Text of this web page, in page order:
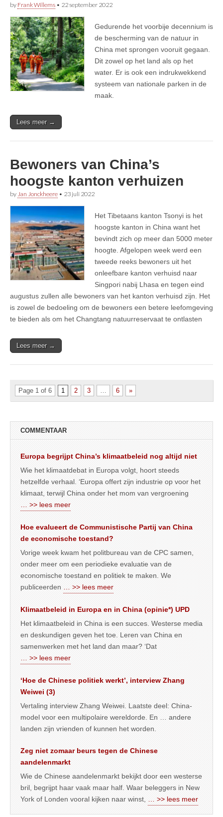
by Frank Willems • 22 september 2022
Gedurende het voorbije decennium is
de bescherming van de natuur in
China met sprongen vooruit gegaan.
Dit zowel op het land als op het
water. Er is ook een indrukwekkend
systeem van nationale parken in de
maak.
Lees meer →
Bewoners van China’s
hoogste kanton verhuizen
by Jan Jonckheere • 23 juli 2022
Het Tibetaans kanton Tsonyi is het
hoogste kanton in China want het
bevindt zich op meer dan 5000 meter
hoogte. Afgelopen week werd een
tweede reeks bewoners uit het
onleefbare kanton verhuisd naar
Singpori nabij Lhasa en tegen eind
augustus zullen alle bewoners van het kanton verhuisd zijn. Het
is zowel de bedoeling om de bewoners een betere leefomgeving
te bieden als om het Changtang natuurreservaat te ontlasten
Lees meer →
Page 1 of 6 1 2 3 6 »
COMMENTAAR
Europa begrijpt China’s klimaatbeleid nog altijd niet
Wie het klimaatdebat in Europa volgt, hoort steeds
hetzelfde verhaal. ‘Europa offert zijn industrie op voor het
klimaat, terwijl China onder het mom van vergroening
… >> lees meer
Hoe evalueert de Communistische Partij van China
de economische toestand?
Vorige week kwam het politbureau van de CPC samen,
onder meer om een periodieke evaluatie van de
economische toestand en politiek te maken. We
publiceerden
… >> lees meer
Klimaatbeleid in Europa en in China (opinie*) UPD
Het klimaatbeleid in China is een succes. Westerse media
en deskundigen geven het toe. Leren van China en
samenwerken met het land dan maar? ‘Dat
… >> lees meer
‘Hoe de Chinese politiek werkt’, interview Zhang
Weiwei (3)
Vertaling interview Zhang Weiwei. Laatste deel: China-
model voor een multipolaire wereldorde. En … andere
landen zijn vrienden of kunnen het worden.
Zeg niet zomaar beurs tegen de Chinese
aandelenmarkt
Wie de Chinese aandelenmarkt bekijkt door een westerse
bril, begrijpt haar vaak maar half. Waar beleggers in New
York of Londen vooral kijken naar winst,
… >> lees meer